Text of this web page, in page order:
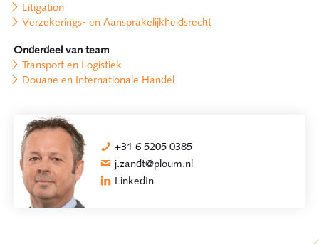
Litigation
Verzekerings- en Aansprakelijkheidsrecht
Onderdeel van team
Transport en Logistiek
Douane en Internationale Handel
+31 6 5205 0385
j.zandt@ploum.nl
LinkedIn